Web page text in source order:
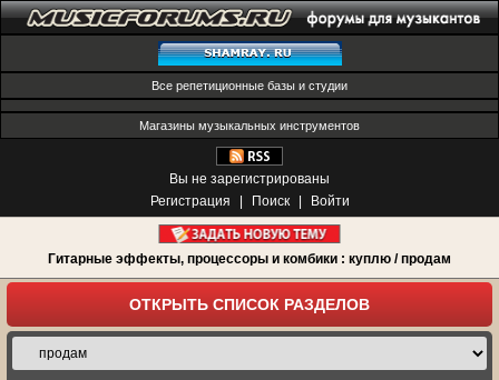
Все репетиционные базы и студии
Магазины музыкальных инструментов
Вы не зарегистрированы
Регистрация
Поиск Войти
Гитарные эффекты, процессоры и комбики : куплю / продам
ОТКРЫТЬ СПИСОК РАЗДЕЛОВ